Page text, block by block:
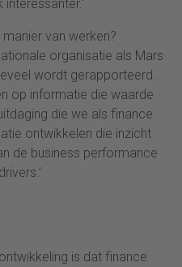
van werken?
organisatie als Mars
wordt gerapporteerd.
op informatie die waarde
die we als finance
ontwikkelen die inzicht
de business performance
is dat finance